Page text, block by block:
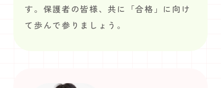
す。保護者の皆様、共に「合格」に向け
て歩んで参りましょう。